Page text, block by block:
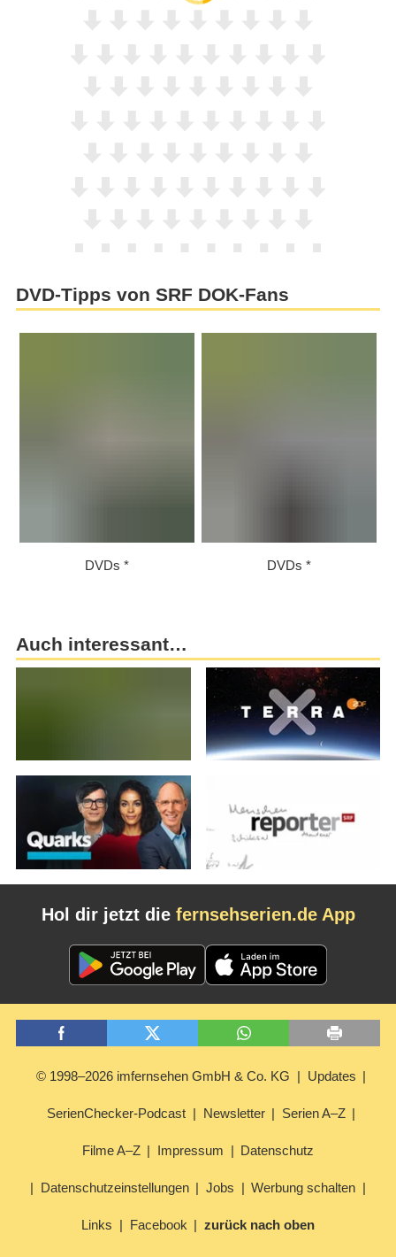
DVD-Tipps von SRF DOK-Fans
DVDs DVDs
Auch interessant…
Hol dir jetzt die fernsehserien.de App
© 1998–2026 imfernsehen GmbH & Co. KG Updates
SerienChecker-Podcast Newsletter Serien A–Z
Filme A–Z Impressum Datenschutz
Datenschutzeinstellungen Jobs Werbung schalten
Links Facebook zurück nach oben